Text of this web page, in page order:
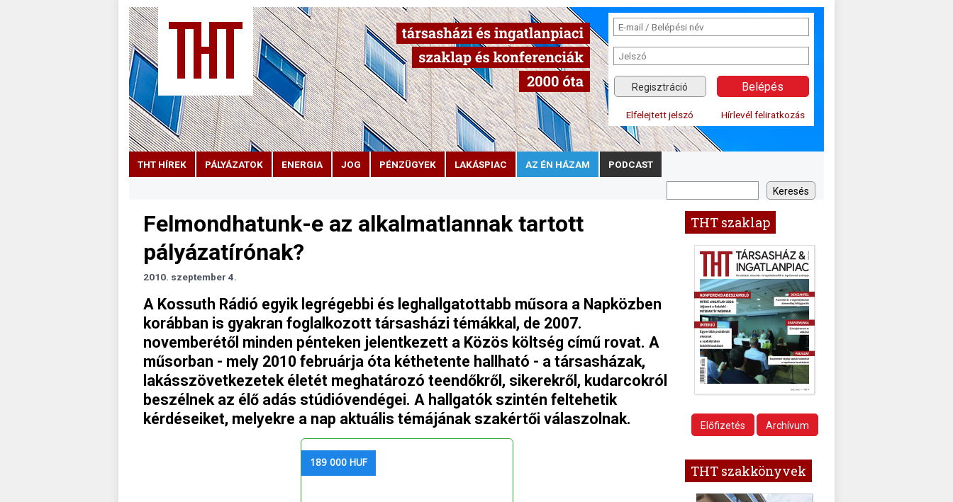
Regisztráció
Elfelejtett jelszó Hírlevél feliratkozás
THT HÍREK PÁLYÁZATOK ENERGIA JOG PÉNZÜGYEK LAKÁSPIAC AZ ÉN HÁZAM PODCAST
Felmondhatunk-e az alkalmatlannak tartott
pályázatírónak?
2010. szeptember 4.
A Kossuth Rádió egyik legrégebbi és leghallgatottabb műsora a Napközben
korábban is gyakran foglalkozott társasházi témákkal, de 2007.
novemberétől minden pénteken jelentkezett a Közös költség című rovat. A
műsorban - mely 2010 februárja óta kéthetente hallható - a társasházak,
lakásszövetkezetek életét meghatározó teendőkről, sikerekről, kudarcokról
beszélnek az élő adás stúdióvendégei. A hallgatók szintén feltehetik
kérdéseiket, melyekre a nap aktuális témájának szakértői válaszolnak.
189 000 HUF
THT szaklap
Előfizetés Archívum
THT szakkönyvek